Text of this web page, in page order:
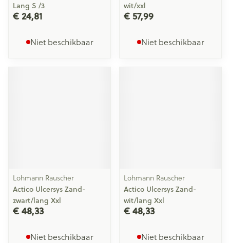
Lang S /3
€ 24,81
Niet beschikbaar
wit/xxl
€ 57,99
Niet beschikbaar
Lohmann Rauscher
Actico Ulcersys Zand-
zwart/lang Xxl
€ 48,33
Niet beschikbaar
Lohmann Rauscher
Actico Ulcersys Zand-
wit/lang Xxl
€ 48,33
Niet beschikbaar